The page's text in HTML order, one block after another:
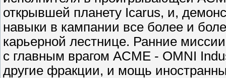
открывшей планету Icarus, и,
навыки в кампании все более и
карьерной лестнице. Ранние
с главным врагом ACME - OMNI
другие фракции, и мощь